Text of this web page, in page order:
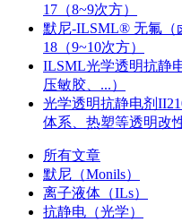
17（8~9次方）
默尼-ILSML® 无氟（
18（9~10次方）
ILSML光学透明抗静
压敏胶、...）
光学透明抗静电剂
体系、热塑等透明改
所有文章
默尼（Monils）
离子液体（ILs）
抗静电（光学）